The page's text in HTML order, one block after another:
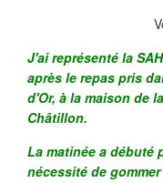
J'ai représenté la
après le repas pris
d'Or, à la maison de
Châtillon.
La matinée a débuté
nécessité de